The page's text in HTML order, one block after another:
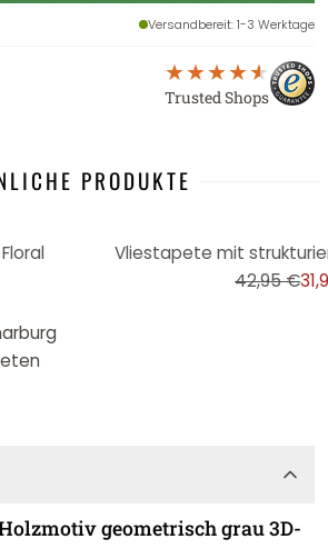
Versandbereit: 1-3 Werktage
Trusted Shops
PRODUKTE
Vliestapete mit
42,95 €
geometrisch grau 3D-